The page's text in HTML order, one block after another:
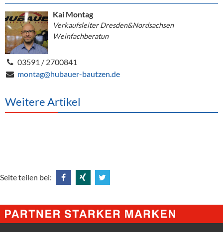
Kai Montag
Verkaufsleiter Dresden&Nordsachsen
Weinfachberatun
03591 / 2700841
montag@hubauer-bautzen.de
Weitere Artikel
Seite teilen bei:
@
Facebook
@
Xing
@
Twitter